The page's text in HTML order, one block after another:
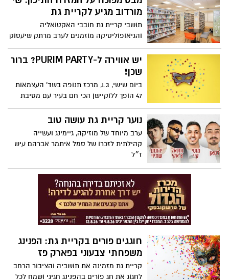
שנון וקורע מצחוק – בדיוק כמו שרק הוא
מורדוב מגיע לקריית גת
תושבי קריית גת חובבי האקטואליה
והגיאופוליטיקה מוזמנים לערב מרתק שיעסוק
בזירה האזורית הסוערת שמעצבת את חיינו
כאן ועכשיו
יש אווירה ל-PURIM PARTY? ברור
שכן!
ביום שישי, 1.3, מרכז תנופה בשד’ העצמאות
47 הופך ללוקיישן הכי חם בעיר עם מסיבת
פורים לצעירים 18+ שתימשך עד השעות
הקטנות של הלילה.
נוער קריית גת עושה טוב
ערב מיוחד של מוזיקה, גיימינג ועשייה
קהילתית לזכרו של סמל איתמר אברהם עיש
ז״ל
חוגגים פורים בקריית גת: הפנינג
משפחתי צבעוני בפארק פז
קריית גת מזמינה את תושביה והציבור הרחב
לחגוג את חג פורים בהפנינג חגיגי ושמח לכל